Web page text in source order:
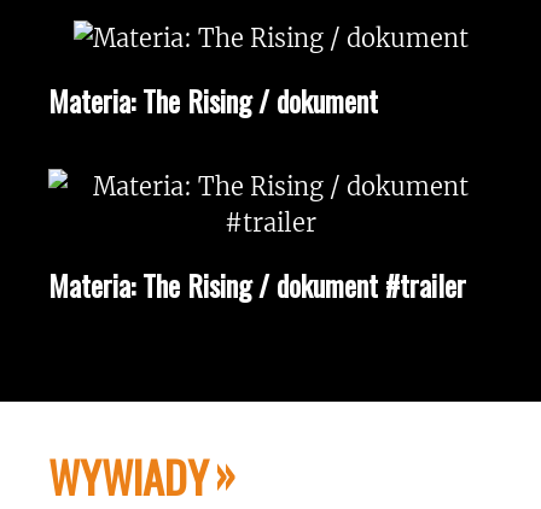
Materia: The Rising / dokument
Materia: The Rising / dokument #trailer
WYWIADY